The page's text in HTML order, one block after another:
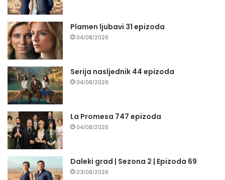
Plamen ljubavi 31 epizoda
04/08/2026
Serija nasljednik 44 epizoda
04/08/2026
La Promesa 747 epizoda
04/08/2026
Daleki grad | Sezona 2 | Epizoda 69
03/08/2026